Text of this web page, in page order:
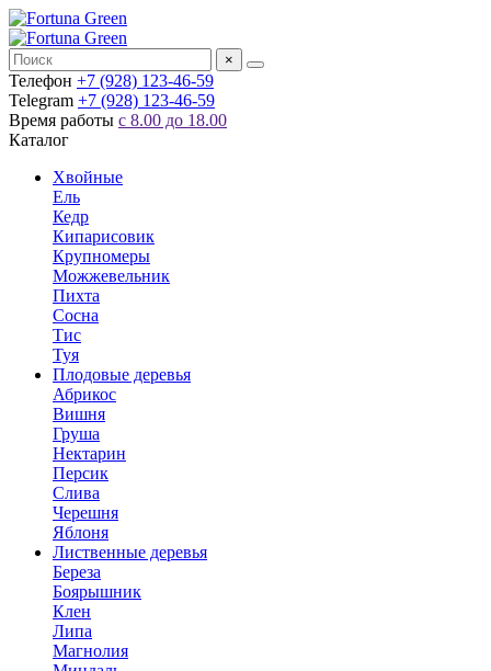
×
Телефон +7 (928) 123-46-59
Telegram +7 (928) 123-46-59
Время работы с 8.00 до 18.00
Каталог
Хвойные
Ель
Кедр
Кипарисовик
Крупномеры
Можжевельник
Пихта
Сосна
Тис
Туя
Плодовые деревья
Абрикос
Вишня
Груша
Нектарин
Персик
Слива
Черешня
Яблоня
Лиственные деревья
Береза
Боярышник
Клен
Липа
Магнолия